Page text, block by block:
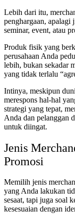
Lebih dari itu,
penghargaan, apalagi
seminar, event, atau
Produk fisik yang
perusahaan Anda
lebih, bukan sekadar
yang tidak terlalu
Intinya, meskipun
merespons hal-hal
strategi yang tepat,
Anda dan pelanggan
untuk diingat.
Jenis
Promosi
Memilih jenis
yang Anda lakukan
sesaat, tapi juga soal
kesesuaian dengan